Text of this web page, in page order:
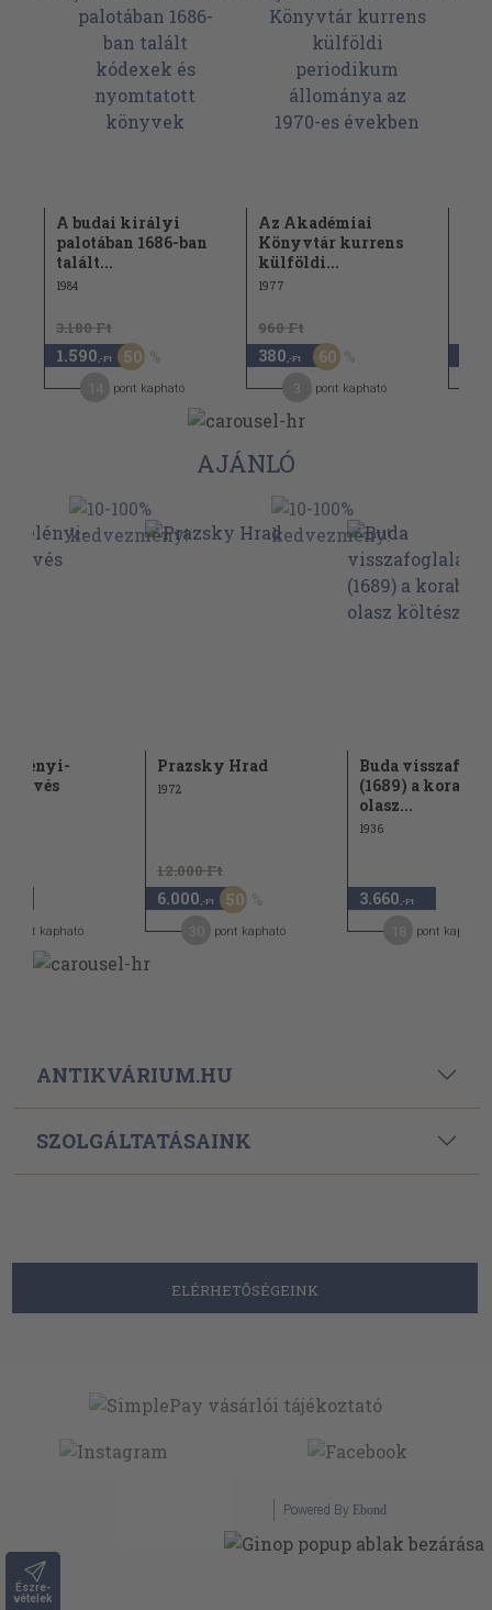
Észre-
vételek
A budai királyi
palotában 1686-ban
talált...
1984
3.180 Ft
1.590 ,-Ft 50
pont kapható
Az Akadémiai
Könyvtár kurrens
külföldi...
1977
960 Ft
380 ,-Ft 60
pont kapható
AJÁNLÓ
pont kapható
Prazsky Hrad
1972
12.000 Ft
6.000 ,-Ft 50
pont kapható
Buda
(1689) a korabeli
olasz...
1936
3.660 ,-Ft
pont kapható
ANTIKVÁRIUM.HU
SZOLGÁLTATÁSAINK
ELÉRHETŐSÉGEINK
Powered By Ebond